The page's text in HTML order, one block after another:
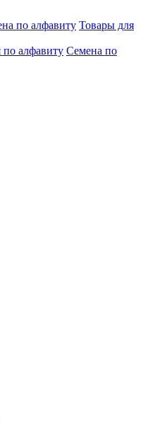
по алфавиту Товары для
по алфавиту Семена по